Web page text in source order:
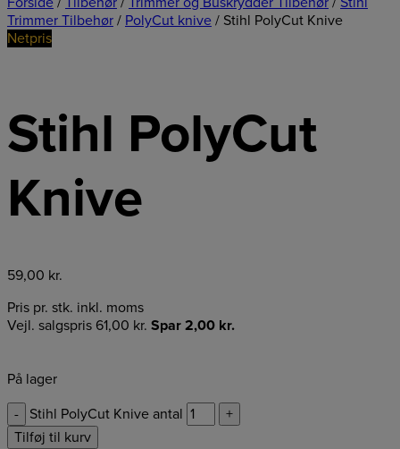
Trimmer Tilbehør / PolyCut knive / Stihl PolyCut Knive
Netpris
Stihl PolyCut
Knive
59,00 kr.
Pris pr. stk. inkl. moms
Vejl. salgspris 61,00 kr. Spar 2,00 kr.
På lager
-
Stihl PolyCut Knive antal
+
Tilføj til kurv